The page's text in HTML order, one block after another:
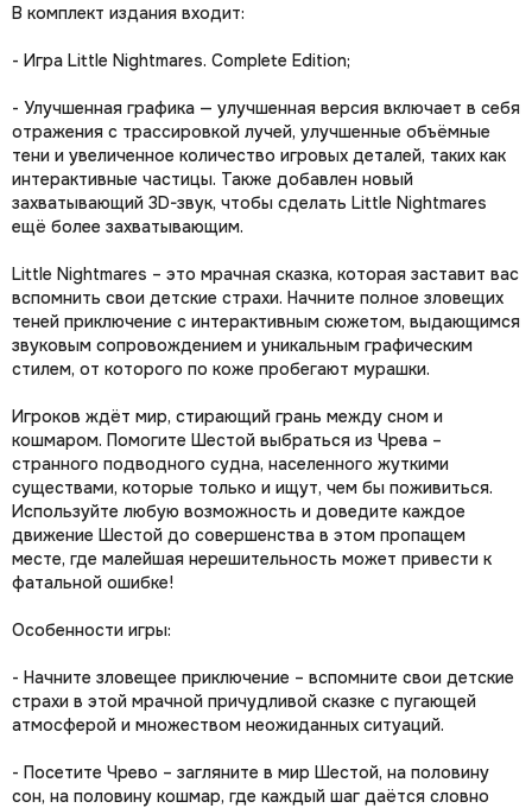
В комплект издания входит:
- Игра Little Nightmares. Complete Edition;
- Улучшенная графика — улучшенная версия включает в себя
отражения с трассировкой лучей, улучшенные объёмные
тени и увеличенное количество игровых деталей, таких как
интерактивные частицы. Также добавлен новый
захватывающий 3D-звук, чтобы сделать Little Nightmares
ещё более захватывающим.
Little Nightmares – это мрачная сказка, которая заставит вас
вспомнить свои детские страхи. Начните полное зловещих
теней приключение с интерактивным сюжетом, выдающимся
звуковым сопровождением и уникальным графическим
стилем, от которого по коже пробегают мурашки.
Игроков ждёт мир, стирающий грань между сном и
кошмаром. Помогите Шестой выбраться из Чрева –
странного подводного судна, населенного жуткими
существами, которые только и ищут, чем бы поживиться.
Используйте любую возможность и доведите каждое
движение Шестой до совершенства в этом пропащем
месте, где малейшая нерешительность может привести к
фатальной ошибке!
Особенности игры:
- Начните зловещее приключение – вспомните свои детские
страхи в этой мрачной причудливой сказке с пугающей
атмосферой и множеством неожиданных ситуаций.
- Посетите Чрево – загляните в мир Шестой, на половину
сон, на половину кошмар, где каждый шаг даётся словно